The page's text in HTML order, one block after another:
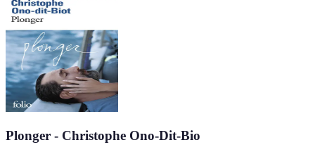
Plonger - Christophe Ono-Dit-Bio